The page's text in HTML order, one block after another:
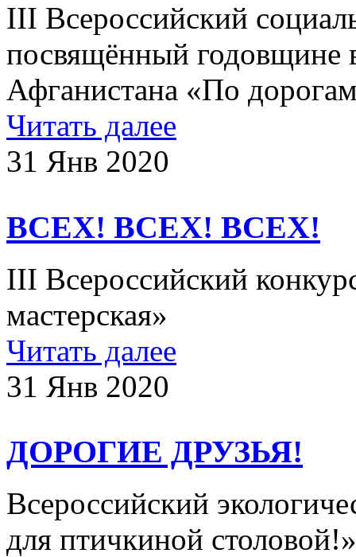
III Всероссийский
посвящённый годовщине
Афганистана «По
Читать далее
31 Янв 2020
ВСЕХ! ВСЕХ! ВСЕХ!
III Всероссийский
мастерская»
Читать далее
31 Янв 2020
ДОРОГИЕ ДРУЗЬЯ!
Всероссийский
для птичкиной столовой!»